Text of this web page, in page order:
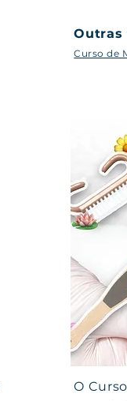
Outras
Curso de
O